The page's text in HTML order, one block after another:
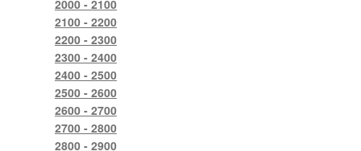
2000 - 2100
2100 - 2200
2200 - 2300
2300 - 2400
2400 - 2500
2500 - 2600
2600 - 2700
2700 - 2800
2800 - 2900